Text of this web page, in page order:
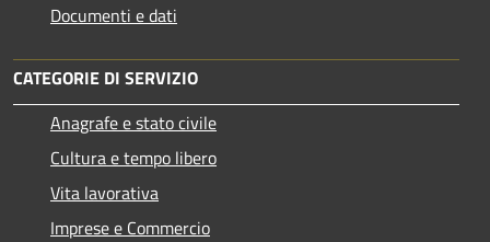
Documenti e dati
CATEGORIE DI SERVIZIO
Anagrafe e stato civile
Cultura e tempo libero
Vita lavorativa
Imprese e Commercio